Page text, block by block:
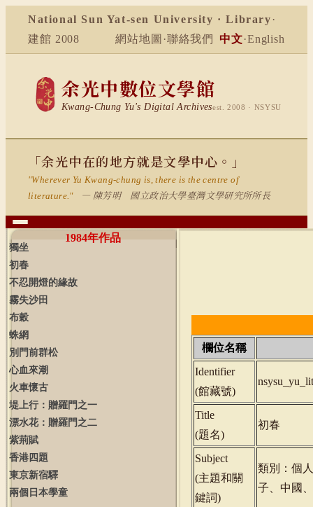
National Sun Yat-sen University · Library ·
建館 2008
網站地圖 ·聯絡我們 中文·English
余光中數位文學館
Kwang-Chung Yu's Digital Archivesest. 2008 · NSYSU
「余光中在的地方就是文學中心。」
"Wherever Yu Kwang-chung is, there is the centre of
literature."
— 陳芳明 國立政治大學臺灣文學研究所所長
1984年作品
獨坐
初春
不忍開燈的緣故
霧失沙田
布穀
蛛網
別門前群松
心血來潮
火車懷古
堤上行：贈羅門之一
漂水花：贈羅門之二
紫荊賦
香港四題
東京新宿驛
兩個日本學童
欄位名稱
Identifier
(館藏號)
Title
(題名)
初春
Subject
(主題和關
鍵詞)
類別：個
子、中國